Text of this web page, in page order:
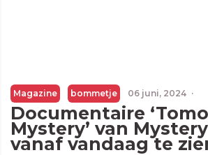
Magazine bommetje 06 juni, 2024 ·
Documentaire
Mystery’ van
vanaf vandaag te